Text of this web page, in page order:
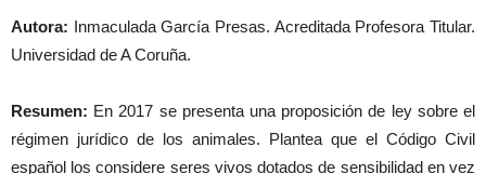
Autora: Inmaculada García Presas. Acreditada Profesora Titular.
Universidad de A Coruña.
Resumen: En 2017 se presenta una proposición de ley sobre el
régimen jurídico de los animales. Plantea que el Código Civil
español los considere seres vivos dotados de sensibilidad en vez